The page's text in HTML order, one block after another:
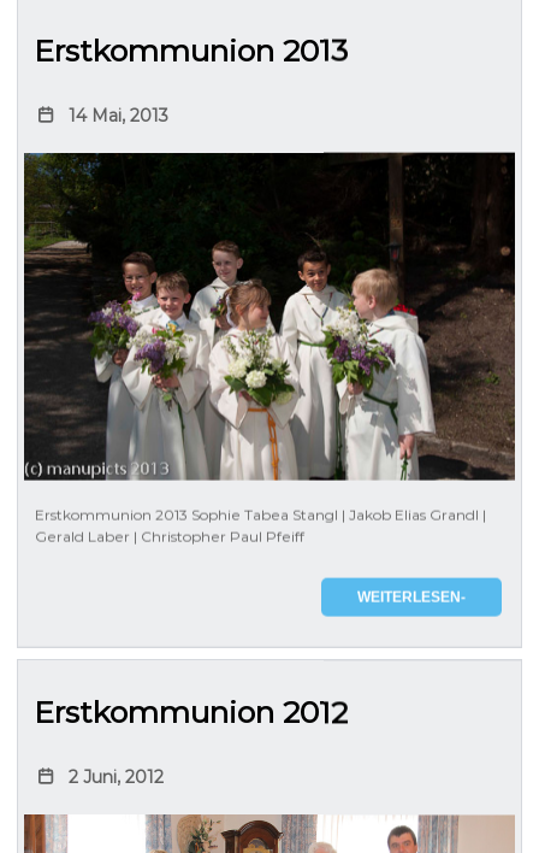
Erstkommunion 2013
14 Mai, 2013
Erstkommunion 2013 Sophie Tabea Stangl | Jakob Elias Grandl |
Gerald Laber | Christopher Paul Pfeiff
WEITERLESEN-
Erstkommunion 2012
2 Juni, 2012